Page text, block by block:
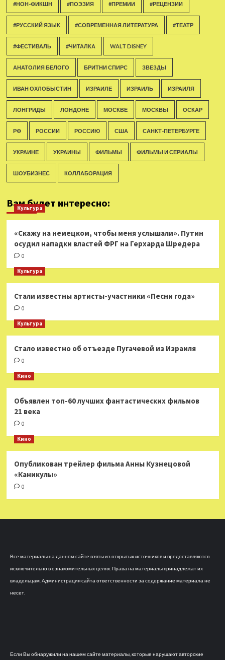
#НОН-ФИКШН #ПОЭЗИЯ #ПРЕМИИ #РЕЦЕНЗИИ
#РУССКИЙ ЯЗЫК #СОВРЕМЕННАЯ ЛИТЕРАТУРА #ТЕАТР
#ФЕСТИВАЛЬ #ЧИТАЛКА WALT DISNEY
АНАТОЛИЯ БЕЛОГО БРИТНИ СПИРС ЗВЕЗДЫ
ИВАН ОХЛОБЫСТИН ИЗРАИЛЕ ИЗРАИЛЬ ИЗРАИЛЯ
ЛОНГРИДЫ ЛОНДОНЕ МОСКВЕ МОСКВЫ ОСКАР
РФ РОССИИ РОССИЮ США САНКТ-ПЕТЕРБУРГЕ
УКРАИНЕ УКРАИНЫ ФИЛЬМЫ ФИЛЬМЫ И СЕРИАЛЫ
ШОУБИЗНЕС КОЛЛАБОРАЦИЯ
Вам будет интересно:
Культура
«Скажу на немецком, чтобы меня услышали». Путин
осудил нападки властей ФРГ на Герхарда Шредера
0
Культура
Стали известны артисты-участники «Песни года»
0
Культура
Стало известно об отъезде Пугачевой из Израиля
0
Кино
Объявлен топ-60 лучших фантастических фильмов
21 века
0
Кино
Опубликован трейлер фильма Анны Кузнецовой
«Каникулы»
0
Все материалы на данном сайте взяты из открытых источников и предоставляются
исключительно в ознакомительных целях. Права на материалы принадлежат их
владельцам. Администрация сайта ответственности за содержание материала не
несет.
Если Вы обнаружили на нашем сайте материалы, которые нарушают авторские